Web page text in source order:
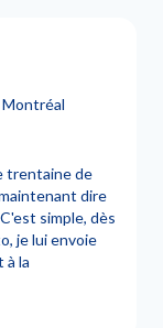
trentaine de
dire
simple, dès
je lui envoie
à la